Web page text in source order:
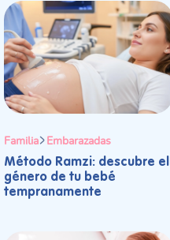
Familia Embarazadas
Método Ramzi: descubre el
género de tu bebé
tempranamente